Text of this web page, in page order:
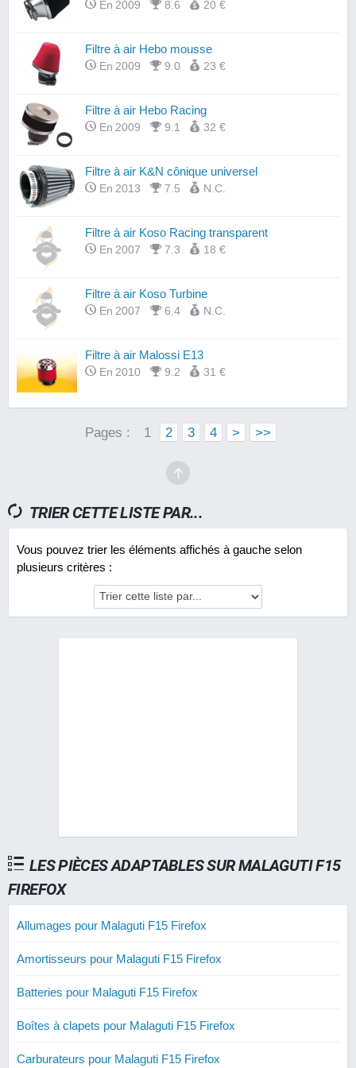
En 2009 8.6 20 €
Filtre à air Hebo mousse
En 2009 9.0 23 €
Filtre à air Hebo Racing
En 2009 9.1 32 €
Filtre à air K&N cônique universel
En 2013 7.5 N.C.
Filtre à air Koso Racing transparent
En 2007 7.3 18 €
Filtre à air Koso Turbine
En 2007 6.4 N.C.
Filtre à air Malossi E13
En 2010 9.2 31 €
Pages : 1 2 3 4 > >>
TRIER CETTE LISTE PAR...
Vous pouvez trier les éléments affichés à gauche selon
plusieurs critères :
LES PIÈCES ADAPTABLES SUR MALAGUTI F15
FIREFOX
Allumages pour Malaguti F15 Firefox
Amortisseurs pour Malaguti F15 Firefox
Batteries pour Malaguti F15 Firefox
Boîtes à clapets pour Malaguti F15 Firefox
Carburateurs pour Malaguti F15 Firefox